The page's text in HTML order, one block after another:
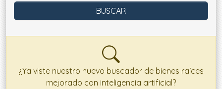
¿Ya viste nuestro nuevo buscador de bienes raíces
mejorado con inteligencia artificial?